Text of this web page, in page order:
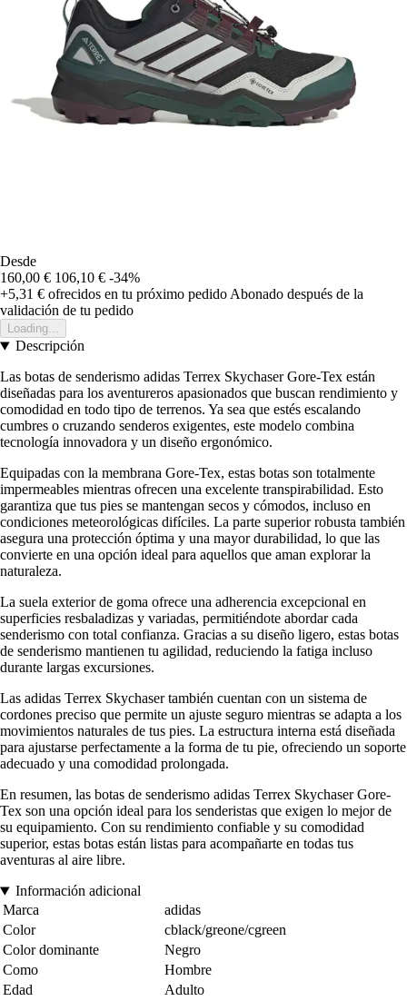
Desde
160,00 € 106,10 € -34%
+5,31 € ofrecidos en tu próximo pedidoAbonado después de la
validación de tu pedido
Loading...
Descripción
Las botas de senderismo adidas Terrex Skychaser Gore-Tex están
diseñadas para los aventureros apasionados que buscan rendimiento y
comodidad en todo tipo de terrenos. Ya sea que estés escalando
cumbres o cruzando senderos exigentes, este modelo combina
tecnología innovadora y un diseño ergonómico.
Equipadas con la membrana Gore-Tex, estas botas son totalmente
impermeables mientras ofrecen una excelente transpirabilidad. Esto
garantiza que tus pies se mantengan secos y cómodos, incluso en
condiciones meteorológicas difíciles. La parte superior robusta también
asegura una protección óptima y una mayor durabilidad, lo que las
convierte en una opción ideal para aquellos que aman explorar la
naturaleza.
La suela exterior de goma ofrece una adherencia excepcional en
superficies resbaladizas y variadas, permitiéndote abordar cada
senderismo con total confianza. Gracias a su diseño ligero, estas botas
de senderismo mantienen tu agilidad, reduciendo la fatiga incluso
durante largas excursiones.
Las adidas Terrex Skychaser también cuentan con un sistema de
cordones preciso que permite un ajuste seguro mientras se adapta a los
movimientos naturales de tus pies. La estructura interna está diseñada
para ajustarse perfectamente a la forma de tu pie, ofreciendo un soporte
adecuado y una comodidad prolongada.
En resumen, las botas de senderismo adidas Terrex Skychaser Gore-
Tex son una opción ideal para los senderistas que exigen lo mejor de
su equipamiento. Con su rendimiento confiable y su comodidad
superior, estas botas están listas para acompañarte en todas tus
aventuras al aire libre.
Información adicional
Marca
adidas
Color
cblack/greone/cgreen
Color dominante
Negro
Como
Hombre
Edad
Adulto